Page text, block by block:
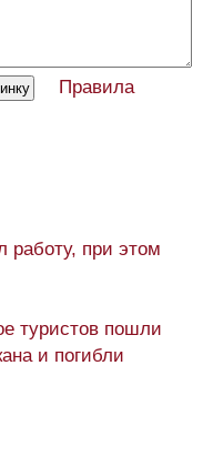
Правила
работу, при этом
туристов пошли
и погибли